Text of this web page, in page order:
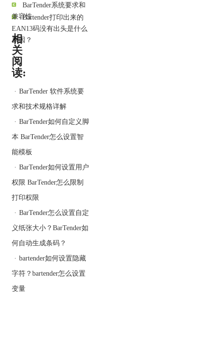
BarTender系统要求和
兼容性Bartender打印出来的
EAN13码没有出头是什么
原因？
相
关
阅
读:
· BarTender 软件系统要
求和技术规格详解
· BarTender如何自定义脚
本 BarTender怎么设置智
能模板
· BarTender如何设置用户
权限 BarTender怎么限制
打印权限
· BarTender怎么设置自定
义纸张大小？BarTender如
何自动生成条码？
· bartender如何设置隐藏
字符？bartender怎么设置
变量